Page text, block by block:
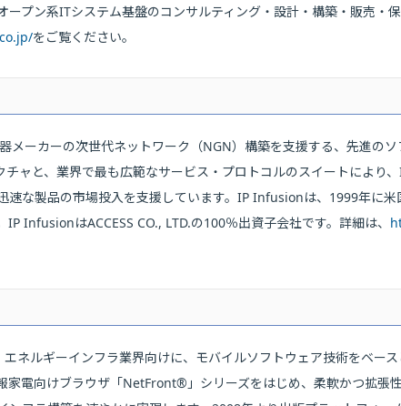
ープン系ITシステム基盤のコンサルティング・設計・構築・販売・
をご覧ください。
ーカーの次世代ネットワーク（NGN）構築を支援する、先進の
チャと、業界で最も広範なサービス・プロトコルのスイートにより
速な製品の市場投入を支援しています。IP Infusionは、1999年に
InfusionはACCESS CO., LTD.の100％出資子会社です。詳細は、
ネルギーインフラ業界向けに、モバイルソフトウェア技術をベー
家電向けブラウザ「NetFront®」シリーズをはじめ、柔軟かつ拡張